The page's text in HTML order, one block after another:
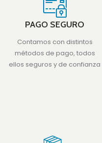
PAGO SEGURO
Contamos con distintos
métodos de pago, todos
ellos seguros y de confianza